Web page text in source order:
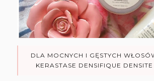
DLA MOCNYCH I GĘSTYCH
KERASTASE DENSIFIQUE DENSITE